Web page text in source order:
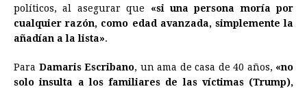
políticos, al asegurar que «si una persona moría por
cualquier razón, como edad avanzada, simplemente la
añadían a la lista».
Para Damaris Escribano, un ama de casa de 40 años, «no
solo insulta a los familiares de las víctimas (Trump),